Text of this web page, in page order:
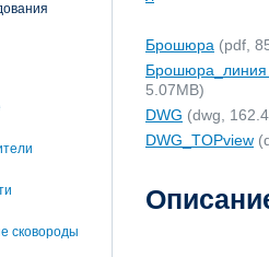
сковороды
Брошюра (pdf,
Брошюра_линия
5.07MB)
DWG (dwg,
DWG_TOPview